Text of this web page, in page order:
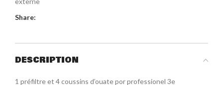
Share:
DESCRIPTION
1 préfiltre et 4 coussins d’ouate por professionel 3e